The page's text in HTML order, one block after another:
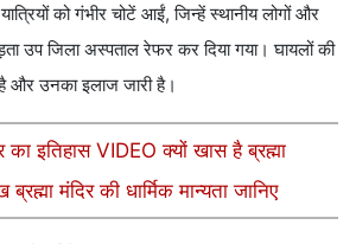
को गंभीर चोटें आईं, जिन्हें स्थानीय लोगों और
उप जिला अस्पताल रेफर कर दिया गया। घायलों की
है और उनका इलाज जारी है।
का इतिहास VIDEO क्यों खास है ब्रह्मा
मंदिर की धार्मिक मान्यता जानिए